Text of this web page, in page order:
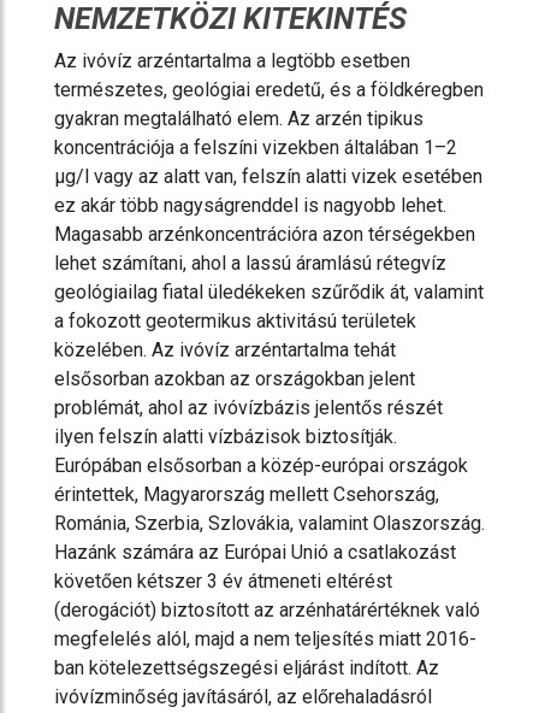
NEMZETKÖZI KITEKINTÉS
Az ivóvíz arzéntartalma a legtöbb esetben
természetes, geológiai eredetű, és a földkéregben
gyakran megtalálható elem. Az arzén tipikus
koncentrációja a felszíni vizekben általában 1–2
µg/l vagy az alatt van, felszín alatti vizek esetében
ez akár több nagyságrenddel is nagyobb lehet.
Magasabb arzénkoncentrációra azon térségekben
lehet számítani, ahol a lassú áramlású rétegvíz
geológiailag fiatal üledékeken szűrődik át, valamint
a fokozott geotermikus aktivitású területek
közelében. Az ivóvíz arzéntartalma tehát
elsősorban azokban az országokban jelent
problémát, ahol az ivóvízbázis jelentős részét
ilyen felszín alatti vízbázisok biztosítják.
Európában elsősorban a közép-európai országok
érintettek, Magyarország mellett Csehország,
Románia, Szerbia, Szlovákia, valamint Olaszország.
Hazánk számára az Európai Unió a csatlakozást
követően kétszer 3 év átmeneti eltérést
(derogációt) biztosított az arzénhatárértéknek való
megfelelés alól, majd a nem teljesítés miatt 2016-
ban kötelezettségszegési eljárást indított. Az
ivóvízminőség javításáról, az előrehaladásról